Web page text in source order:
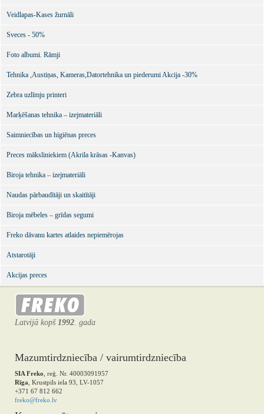
Veidlapas-Kases žurnāli
Sveces - 50%
Foto albumi. Rāmji
Tehnika ,Austiņas, Kameras,Datortehnika un piederumi Akcija -30%
Zebra uzlīmju printeri
Marķēšanas tehnika – izejmateriāli
Saimniecības un higiēnas preces
Preces māksliniekiem (Akrila krāsas -Kanvas)
Biroja tehnika – izejmateriāli
Naudas pārbaudītāji un skaitītāji
Biroja mēbeles – grīdas segumi
Freko dāvanu kartes atlaides nepiemērojas
Atstarotāji
Akcijas preces
Latvijā kopš 1992. gada
Mazumtirdzniecība / vairumtirdzniecība
SIA Freko , reģ. Nr. 40003091957
Rīga , Krustpils iela 93, LV-1057
+371 67 812 662
freko@freko.lv